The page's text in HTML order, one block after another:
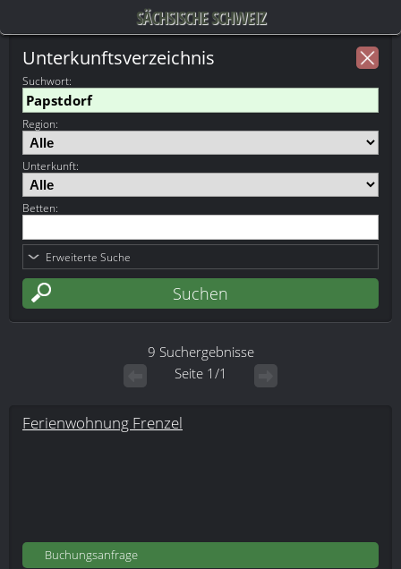
SÄCHSISCHE SCHWEIZ
Unterkunftsverzeichnis
Suchwort:
Region:
Unterkunft:
Betten:
Erweiterte Suche
9 Suchergebnisse
Seite 1/1
Ferienwohnung Frenzel
Buchungsanfrage